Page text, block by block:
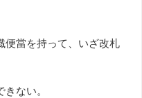
便當を持って、いざ改札
ない。